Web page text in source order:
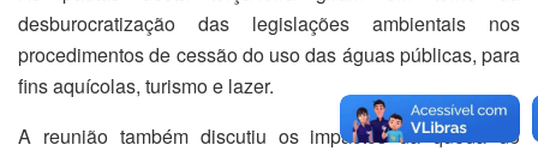
desburocratização das legislações ambientais nos
procedimentos de cessão do uso das águas públicas, para
fins aquícolas, turismo e lazer.
A reunião também discutiu os impactos da queda do